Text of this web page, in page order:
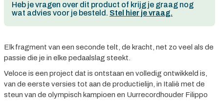
Heb je vragen over dit product of krijg je graag nog
wat advies voor je besteld. Stel hier je vraag.
Elk fragment van een seconde telt, de kracht, net zo veel als de
passie die je in elke pedaalslag steekt.
Veloce is een project dat is ontstaan en volledig ontwikkeld is,
van de eerste versies tot aan de productielijn, in Italië met de
steun van de olympisch kampioen en Uurrecordhouder Filippo